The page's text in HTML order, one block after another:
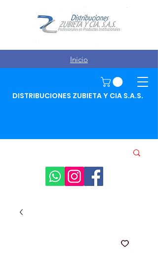
Inicio
DISTRIBUCIONES ZUBIETA Y CIA S.A.S.